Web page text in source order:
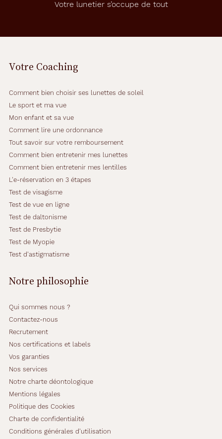
Votre lunetier s’occupe de tout
Votre Coaching
Comment bien choisir ses lunettes de soleil
Le sport et ma vue
Mon enfant et sa vue
Comment lire une ordonnance
Tout savoir sur votre remboursement
Comment bien entretenir mes lunettes
Comment bien entretenir mes lentilles
L'e-réservation en 3 étapes
Test de visagisme
Test de vue en ligne
Test de daltonisme
Test de Presbytie
Test de Myopie
Test d'astigmatisme
Notre philosophie
Qui sommes nous ?
Contactez-nous
Recrutement
Nos certifications et labels
Vos garanties
Nos services
Notre charte déontologique
Mentions légales
Politique des Cookies
Charte de confidentialité
Conditions générales d'utilisation